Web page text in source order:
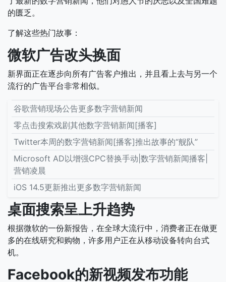
的匮乏。
了解这些热门故事：
微软广告改头换面
新界面正在逐步向所有广告客户推出，并且看上去与另一个
流行的广告平台非常相似。
谷歌营销现场公告更多数字营销新闻
零点击搜索戏剧其他数字营销新闻[播客]
Twitter本周的数字营销新闻[播客]推出故事的“舰队”
Microsoft AD以增强CPC替换手动|数字营销新闻播客|
营销凌晨
iOS 14.5更新推出更多数字营销新闻
桌面搜索呈上升趋势
根据微软的一份新报告，在全球大流行中，消费者正在做更
多的在线研究和购物，许多用户正在从移动设备转向台式
机。
Facebook的新视频发布功能